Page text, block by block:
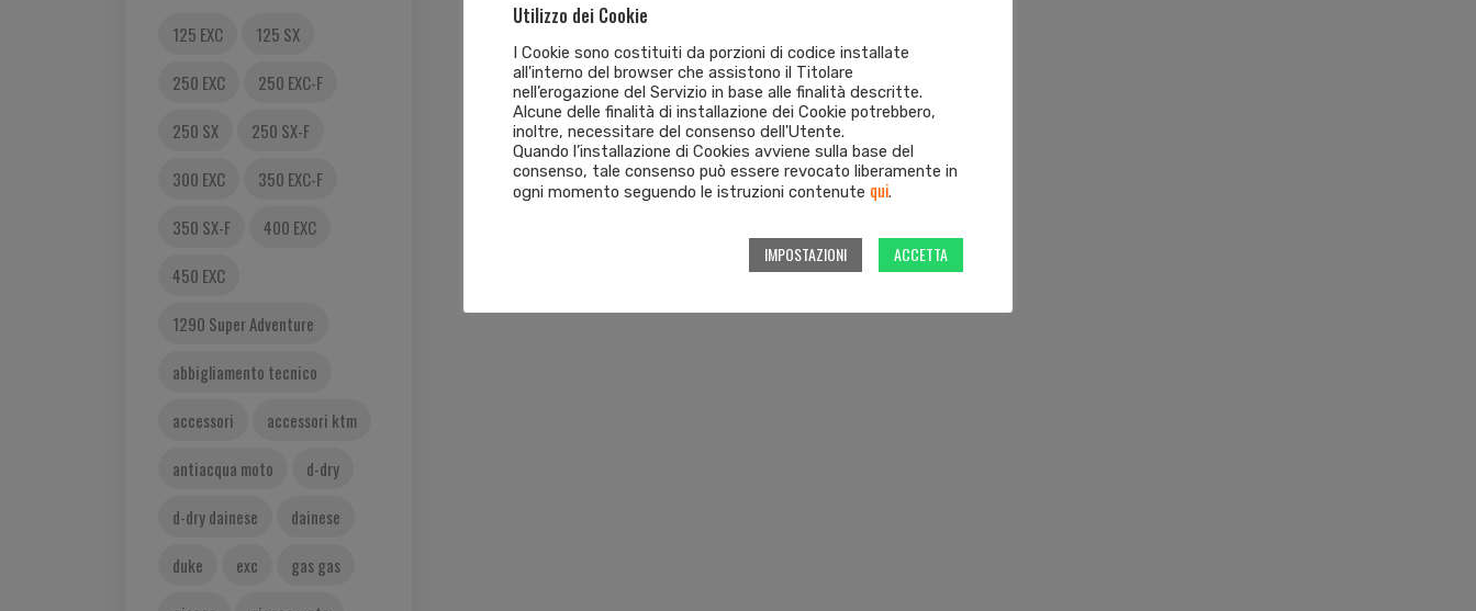
125 EXC
125 SX
250 EXC
250 EXC-F
250 SX
250 SX-F
300 EXC
350 EXC-F
350 SX-F
400 EXC
450 EXC
1290 Super Adventure
abbigliamento tecnico
accessori
accessori ktm
antiacqua moto
d-dry
d-dry dainese
dainese
duke
exc
gas gas
Utilizzo dei Cookie
I Cookie sono costituiti da porzioni di codice installate
all'interno del browser che assistono il Titolare
nell’erogazione del Servizio in base alle finalità descritte.
Alcune delle finalità di installazione dei Cookie potrebbero,
inoltre, necessitare del consenso dell'Utente.
Quando l’installazione di Cookies avviene sulla base del
consenso, tale consenso può essere revocato liberamente in
ogni momento seguendo le istruzioni contenute qui.
IMPOSTAZIONI ACCETTA